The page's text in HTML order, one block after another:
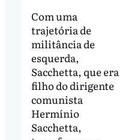
Com uma
trajetória de
militância de
esquerda,
Sacchetta, que era
filho do dirigente
comunista
Hermínio
Sacchetta,